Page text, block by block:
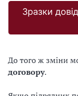
Зразки
До того ж зміни
договору.